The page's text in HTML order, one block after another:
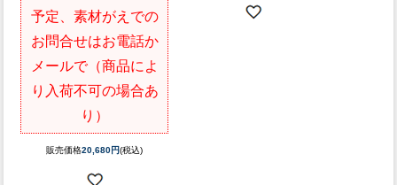
予定、素材がえでの
お問合せはお電話か
メールで（商品によ
り入荷不可の場合あ
り）
販売価格20,680円(税込)